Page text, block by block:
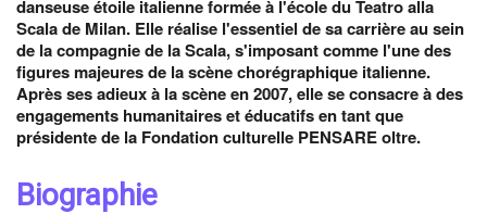
danseuse étoile italienne formée à l'école du Teatro alla
Scala de Milan. Elle réalise l'essentiel de sa carrière au sein
de la compagnie de la Scala, s'imposant comme l'une des
figures majeures de la scène chorégraphique italienne.
Après ses adieux à la scène en 2007, elle se consacre à des
engagements humanitaires et éducatifs en tant que
présidente de la Fondation culturelle PENSARE oltre.
Biographie